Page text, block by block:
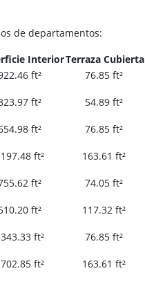
de departamentos:
InteriorTerraza Cubierta
ft² 76.85 ft²
ft² 54.89 ft²
ft² 76.85 ft²
ft² 163.61 ft²
ft² 74.05 ft²
ft² 117.32 ft²
ft² 76.85 ft²
ft² 163.61 ft²